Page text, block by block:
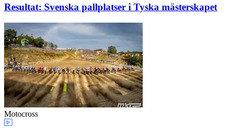
Resultat: Svenska pallplatser i Tyska mästerskapet
Motocross